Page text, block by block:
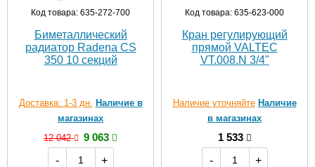
Код товара: 635-272-700
Биметаллический
радиатор Radena CS
350 10 секций
Доставка: 1-3 дн.
Наличие в
магазинах
12 042
9 063
-
+
Код товара: 635-623-000
Кран регулирующий
прямой VALTEC
VT.008.N 3/4"
Наличие уточняйте Наличие
в магазинах
1 533
-
+